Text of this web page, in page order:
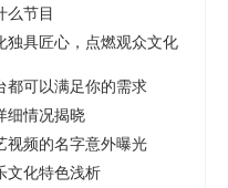
么节目
独具匠心，点燃观众文化
都可以满足你的需求
细情况揭晓
视频的名字意外曝光
文化特色浅析